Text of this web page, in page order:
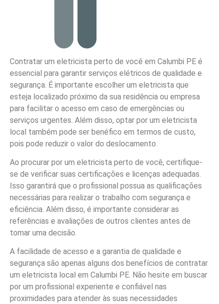
Contratar um eletricista perto de você em Calumbi PE é
essencial para garantir serviços elétricos de qualidade e
segurança. É importante escolher um eletricista que
esteja localizado próximo da sua residência ou empresa
para facilitar o acesso em caso de emergências ou
serviços urgentes. Além disso, optar por um eletricista
local também pode ser benéfico em termos de custo,
pois pode reduzir o valor do deslocamento.
Ao procurar por um eletricista perto de você, certifique-
se de verificar suas certificações e licenças adequadas.
Isso garantirá que o profissional possua as qualificações
necessárias para realizar o trabalho com segurança e
eficiência. Além disso, é importante considerar as
referências e avaliações de outros clientes antes de
tomar uma decisão.
A facilidade de acesso e a garantia de qualidade e
segurança são apenas alguns dos benefícios de contratar
um eletricista local em Calumbi PE. Não hesite em buscar
por um profissional experiente e confiável nas
proximidades para atender às suas necessidades